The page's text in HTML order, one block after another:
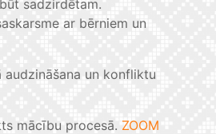
sadzirdētam.
ar bērniem un
audzināšana un konfliktu
mācību procesā. ZOOM